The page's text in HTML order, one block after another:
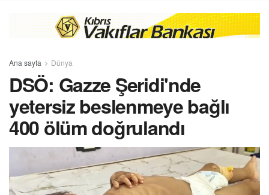
Ana sayfa Dünya
DSÖ: Gazze Şeridi'nde
yetersiz beslenmeye bağlı
400 ölüm doğrulandı